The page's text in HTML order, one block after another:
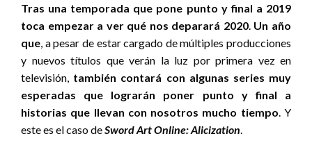
Tras una temporada que pone punto y final a 2019
toca empezar a ver qué nos deparará 2020. Un año
que, a pesar de estar cargado de múltiples producciones
y nuevos títulos que verán la luz por primera vez en
televisión, también contará con algunas series muy
esperadas que lograrán poner punto y final a
historias que llevan con nosotros mucho tiempo. Y
este es el caso deSword Art Online: Alicization.